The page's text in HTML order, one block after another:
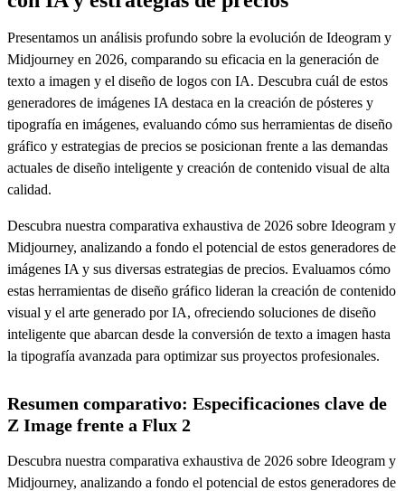
Presentamos un análisis profundo sobre la evolución de Ideogram y
Midjourney en 2026, comparando su eficacia en la generación de
texto a imagen y el diseño de logos con IA. Descubra cuál de estos
generadores de imágenes IA destaca en la creación de pósteres y
tipografía en imágenes, evaluando cómo sus herramientas de diseño
gráfico y estrategias de precios se posicionan frente a las demandas
actuales de diseño inteligente y creación de contenido visual de alta
calidad.
Descubra nuestra comparativa exhaustiva de 2026 sobre Ideogram y
Midjourney, analizando a fondo el potencial de estos generadores de
imágenes IA y sus diversas estrategias de precios. Evaluamos cómo
estas herramientas de diseño gráfico lideran la creación de contenido
visual y el arte generado por IA, ofreciendo soluciones de diseño
inteligente que abarcan desde la conversión de texto a imagen hasta
la tipografía avanzada para optimizar sus proyectos profesionales.
Resumen comparativo: Especificaciones clave de
Z Image frente a Flux 2
Descubra nuestra comparativa exhaustiva de 2026 sobre Ideogram y
Midjourney, analizando a fondo el potencial de estos generadores de